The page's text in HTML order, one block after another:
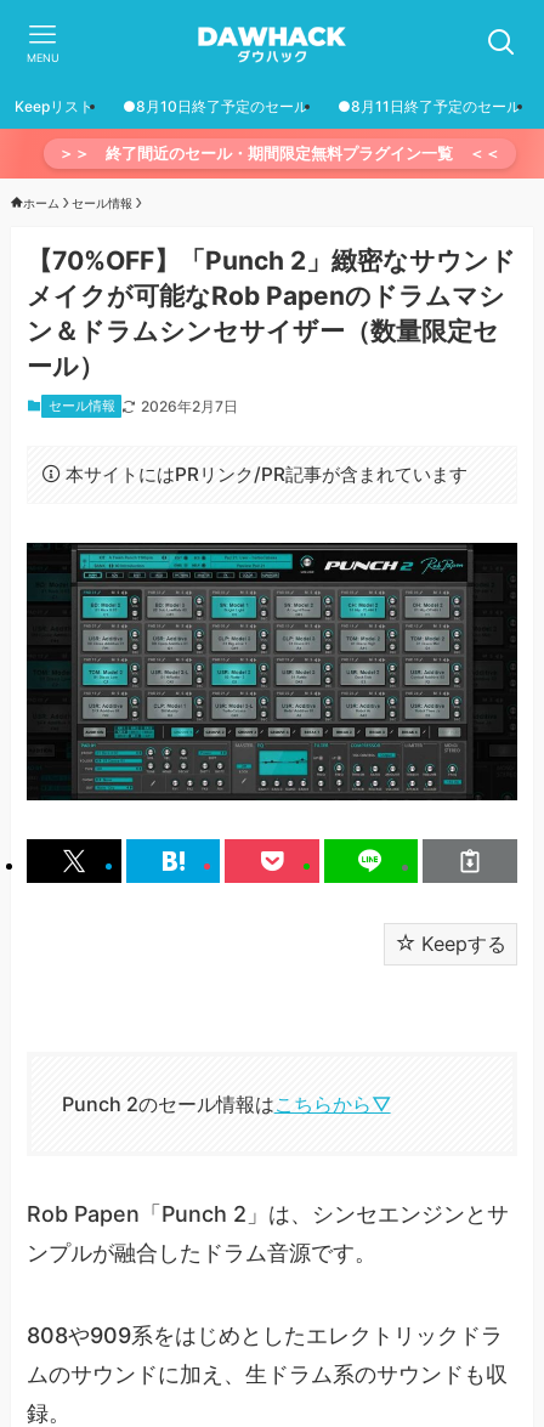
MENU
Keepリスト ●8月10日終了予定のセール ●8月11日終了予定のセール
＞＞ 終了間近のセール・期間限定無料プラグイン一覧 ＜＜
ホーム セール情報
【70%OFF】「Punch 2」緻密なサウンド
メイクが可能なRob Papenのドラムマシ
ン＆ドラムシンセサイザー（数量限定セ
ール）
セール情報 2026年2月7日
本サイトにはPRリンク/PR記事が含まれています
Keepする
Punch 2のセール情報はこちらから▽
Rob Papen「Punch 2」は、シンセエンジンとサ
ンプルが融合したドラム音源です。
808や909系をはじめとしたエレクトリックドラ
ムのサウンドに加え、生ドラム系のサウンドも収
録。